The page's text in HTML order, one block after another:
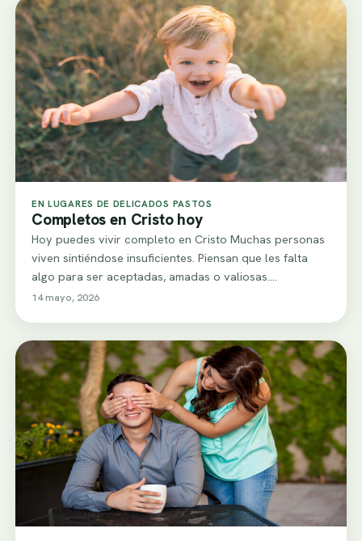
EN LUGARES DE DELICADOS PASTOS
Completos en Cristo hoy
Hoy puedes vivir completo en Cristo Muchas personas
viven sintiéndose insuficientes. Piensan que les falta
algo para ser aceptadas, amadas o valiosas.…
14 mayo, 2026